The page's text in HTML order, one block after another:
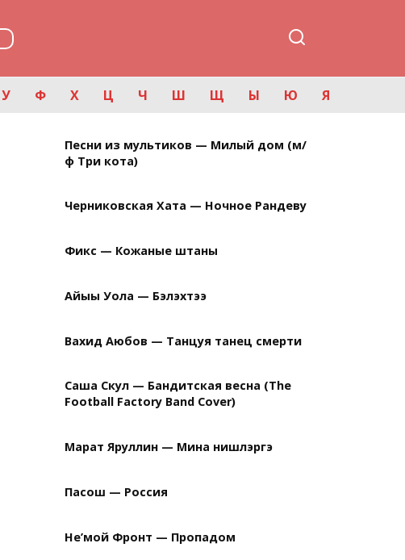
У Ф Х Ц Ч Ш Щ Ы Ю Я
Песни из мультиков — Милый дом (м/
ф Три кота)
Черниковская Хата — Ночное Рандеву
Фикс — Кожаные штаны
Айыы Уола — Бэлэхтээ
Вахид Аюбов — Танцуя танец смерти
Саша Скул — Бандитская весна (The
Football Factory Band Cover)
Марат Яруллин — Мина нишлэргэ
Пасош — Россия
Не’мой Фронт — Пропадом